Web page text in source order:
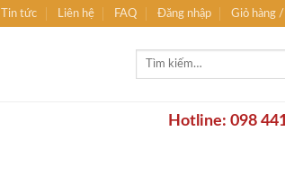
Tin tức Liên hệ FAQ Đăng nhập Giỏ hàng /
Tìm
Hotline: 098